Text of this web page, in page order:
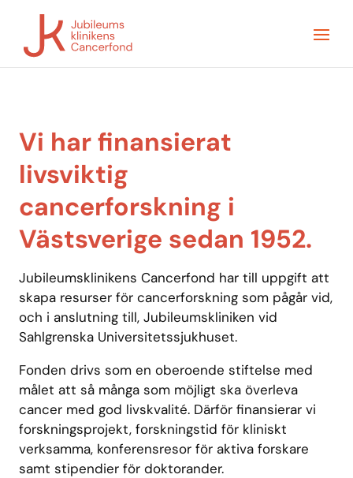
Vi har finansierat
livsviktig
cancerforskning i
Västsverige sedan 1952.
Jubileumsklinikens Cancerfond har till uppgift att
skapa resurser för cancerforskning som pågår vid,
och i anslutning till, Jubileumskliniken vid
Sahlgrenska Universitetssjukhuset.
Fonden drivs som en oberoende stiftelse med
målet att så många som möjligt ska överleva
cancer med god livskvalité. Därför finansierar vi
forskningsprojekt, forskningstid för kliniskt
verksamma, konferensresor för aktiva forskare
samt stipendier för doktorander.